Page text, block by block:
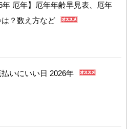
年 厄年】厄年年齢早見表、厄年
？数え方など
いにいい日 2026年